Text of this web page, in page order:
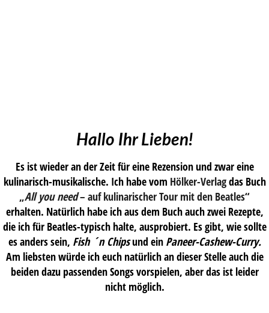
Hallo Ihr Lieben!
Es ist wieder an der Zeit für eine Rezension und zwar eine
kulinarisch-musikalische. Ich habe vom Hölker-Verlagdas Buch
„All you need– auf kulinarischer Tour mit den Beatles“
erhalten. Natürlich habe ich aus dem Buch auch zwei Rezepte,
die ich für Beatles-typisch halte, ausprobiert. Es gibt, wie sollte
es anders sein, Fish ´n Chipsund ein Paneer-Cashew-Curry.
Am liebsten würde ich euch natürlich an dieser Stelle auch die
beiden dazu passenden Songs vorspielen, aber das ist leider
nicht möglich.